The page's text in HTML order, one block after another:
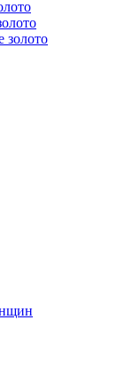
золото